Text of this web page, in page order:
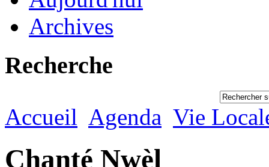
Archives
Recherche
Accueil Agenda Vie
Chanté Nwèl